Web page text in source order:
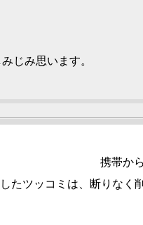
じみ思います。
携帯か
たツッコミは、断りなく